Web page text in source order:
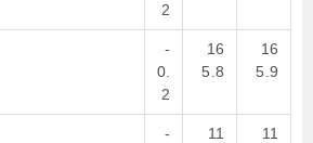
2
-
0.
2
16
5.8
16
5.9
-
11
11